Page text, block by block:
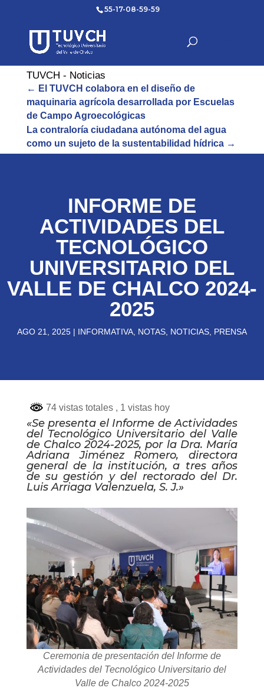
55-17-08-59-59
TUVCH - Noticias
← El TUVCH colabora en el diseño de
maquinaria agrícola desarrollada por Escuelas
de Campo Agroecológicas
La contraloría ciudadana autónoma del agua
como un sujeto de la sustentabilidad hídrica→
INFORME DE
ACTIVIDADES DEL
TECNOLÓGICO
UNIVERSITARIO DEL
VALLE DE CHALCO 2024-
2025
AGO 21, 2025 | INFORMATIVA NOTAS NOTICIAS PRENSA
74 vistas totales , 1 vistas hoy
«Se presenta el Informe de Actividades
del Tecnológico Universitario del Valle
de Chalco 2024-2025, por la Dra. María
Adriana Jiménez Romero, directora
general de la institución, a tres años
de su gestión y del rectorado del Dr.
Luis Arriaga Valenzuela, S. J.»
Ceremonia de presentación del Informe de
Actividades del Tecnológico Universitario del
Valle de Chalco 2024-2025